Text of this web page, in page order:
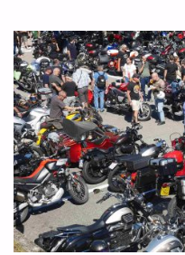
BERICHT
VON
DEN
MOTO
GUZZI
EXPERIMENTEN"